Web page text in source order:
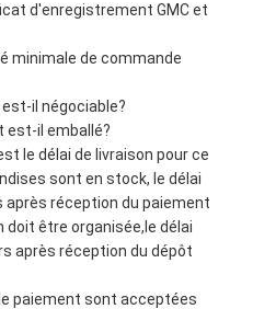
d'enregistrement GMC et
minimale de commande
il négociable?
est-il emballé?
le délai de livraison pour ce
sont en stock, le délai
après réception du paiement
doit être organisée,le délai
après réception du dépôt
paiement sont acceptées